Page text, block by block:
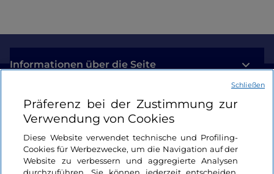
Informationen über die Seite
Nützliche Links
Login
Bleiben wir in Kontakt
Präferenz bei der Zustimmung zur
Verwendung von Cookies
Diese Website verwendet technische und Profiling-
Cookies für Werbezwecke, um die Navigation auf der
Website zu verbessern und aggregierte Analysen
Schließen